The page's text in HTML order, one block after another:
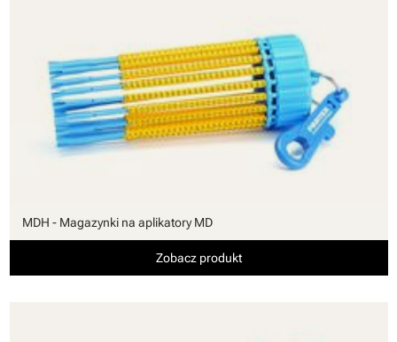
MDH - Magazynki na aplikatory MD
Zobacz produkt